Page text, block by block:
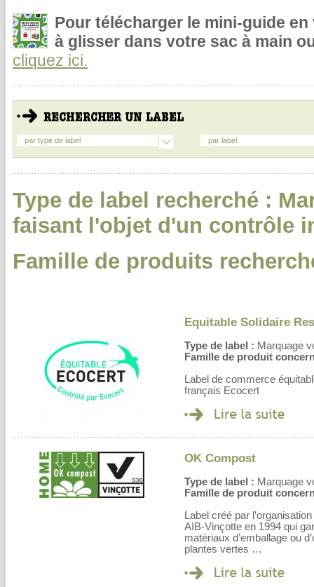
Pour télécharger le mini-guide
à glisser dans votre sac à main
cliquez ici.
par type de label par label
Type de label recherché :
faisant l'objet d'un contrôle
Famille de produits
Equitable Solidaire
Type de label : Marquage
Famille de produit
Label de commerce
français Ecocert
OK Compost
Type de label : Marquage
Famille de produit
Label créé par
AIB-Vinçotte en 1994 qui
matériaux d’emballage ou
plantes vertes …